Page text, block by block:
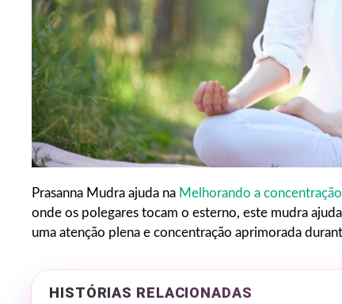
Prasanna Mudra ajuda na Melhorando a concentração
onde os polegares tocam o esterno, este mudra
uma atenção plena e concentração aprimorada
HISTÓRIAS RELACIONADAS